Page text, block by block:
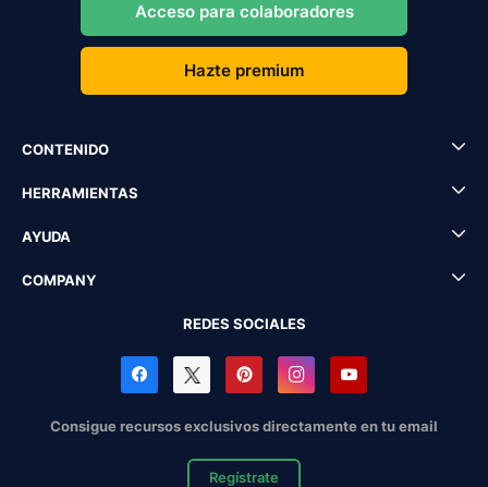
Acceso para colaboradores
Hazte premium
CONTENIDO
HERRAMIENTAS
AYUDA
COMPANY
REDES SOCIALES
Consigue recursos exclusivos directamente en tu email
Regístrate